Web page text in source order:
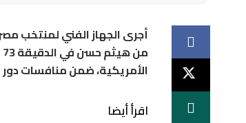
أجرى الجهاز الفني لمنتخب
منهيثم حسن
الأمريكية، ضمن منافسات دور الـ16 من بطولة كأس العالم
اقرأ أيضا